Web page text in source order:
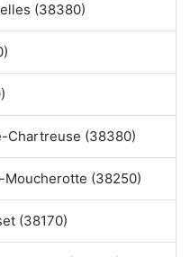
(38380)
Chartreuse (38380)
(38250)
(38170)